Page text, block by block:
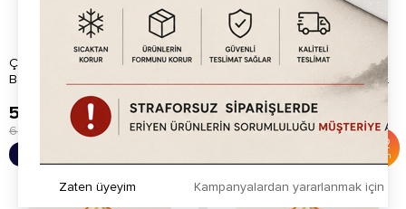
Çikolata Şelalesi Fondü
Bardağı
5.45
6.00
Waffle Hamur Dağıtıcı Çelik
Krem Hamur Dağıtma Aparatı...
52
İndirim
840.00TL
1,750.00TL
Kampanyalardan yararlanmak için
Zaten üyeyim